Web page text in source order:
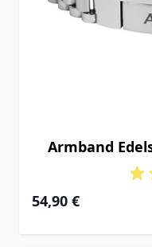
Armband
54,90 €